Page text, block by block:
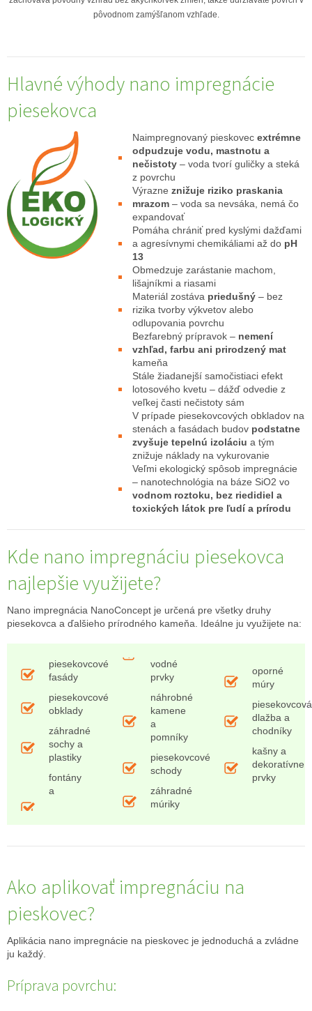
pôvodnom zamýšľanom vzhľade.
Hlavné výhody nano impregnácie
piesekovca
Naimpregnovaný pieskovec extrémne
odpudzuje vodu, mastnotu a
nečistoty – voda tvorí guličky a steká
z povrchu
Výrazne znižuje riziko praskania
mrazom – voda sa nevsáka, nemá čo
expandovať
Pomáha chrániť pred kyslými dažďami
a agresívnymi chemikáliami až do pH
13
Obmedzuje zarástanie machom,
lišajníkmi a riasami
Materiál zostáva priedušný – bez
rizika tvorby výkvetov alebo
odlupovania povrchu
Bezfarebný prípravok – nemení
vzhľad, farbu ani prirodzený mat
kameňa
Stále žiadanejší samočistiaci efekt
lotosového kvetu – dážď odvedie z
veľkej časti nečistoty sám
V prípade piesekovcových obkladov na
stenách a fasádach budov podstatne
zvyšuje tepelnú izoláciu a tým
znižuje náklady na vykurovanie
Veľmi ekologický spôsob impregnácie
– nanotechnológia na báze SiO2 vo
vodnom roztoku, bez riedidiel a
toxických látok pre ľudí a prírodu
Kde nano impregnáciu piesekovca
najlepšie využijete?
Nano impregnácia NanoConcept je určená pre všetky druhy
piesekovca a ďalšieho prírodného kameňa. Ideálne ju využijete na:
piesekovcové
fasády
piesekovcové
obklady
záhradné
sochy a
plastiky
fontány
a
vodné
prvky
náhrobné
kamene
a
pomníky
piesekovcové
schody
záhradné
múriky
oporné
múry
piesekovcová
dlažba a
chodníky
kašny a
dekoratívne
prvky
Ako aplikovať impregnáciu na
pieskovec?
Aplikácia nano impregnácie na pieskovec je jednoduchá a zvládne
ju každý.
Príprava povrchu: